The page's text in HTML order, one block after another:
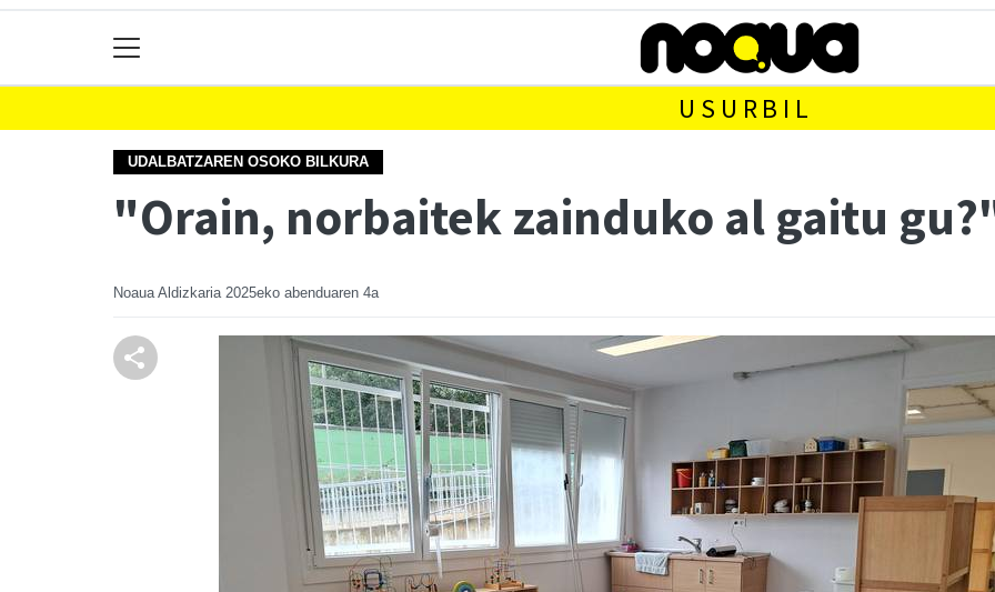
USURBIL
UDALBATZAREN OSOKO BILKURA
"Orain, norbaitek zainduko al gaitu
Noaua Aldizkaria 2025eko abenduaren 4a